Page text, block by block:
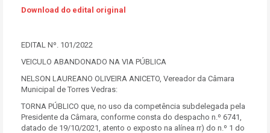
Download do edital original
EDITAL Nº. 101/2022
VEICULO ABANDONADO NA VIA PÚBLICA
NELSON LAUREANO OLIVEIRA ANICETO, Vereador da Câmara
Municipal de Torres Vedras:
TORNA PÚBLICO que, no uso da competência subdelegada pela
Presidente da Câmara, conforme consta do despacho n.º 6741,
datado de 19/10/2021, atento o exposto na alínea rr) do n.º 1 do